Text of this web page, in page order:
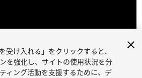
1/ 13
受け入れる」をクリックすると、
を強化し、サイトの使用状況を分
ィング活動を支援するために、デ